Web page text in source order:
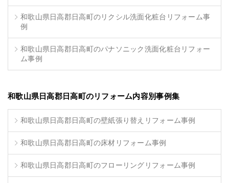
和歌山県日高郡日高町のリクシル洗面化粧台リフォーム事
例
和歌山県日高郡日高町のパナソニック洗面化粧台リフォー
ム事例
和歌山県日高郡日高町のリフォーム内容別事例集
和歌山県日高郡日高町の壁紙張り替えリフォーム事例
和歌山県日高郡日高町の床材リフォーム事例
和歌山県日高郡日高町のフローリングリフォーム事例